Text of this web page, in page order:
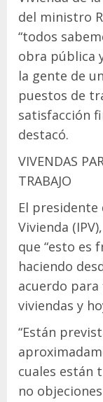
del ministro
“todos
obra pública
la gente de
puestos de
satisfacción
destacó.
VIVENDAS
TRABAJO
El
Vivienda
que “esto es
haciendo
acuerdo
viviendas y
“Están
cuales están
no